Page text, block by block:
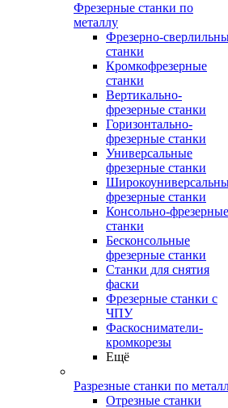
Фрезерные станки по
металлу
Фрезерно-
станки
Кромкофрезерные
станки
Вертикально-
фрезерные станки
Горизонтально-
фрезерные станки
Универсальные
фрезерные станки
фрезерные станки
Консольно-фрезерные
станки
Бесконсольные
фрезерные станки
Станки для снятия
фаски
Фрезерные станки с
ЧПУ
Фаскосниматели-
кромкорезы
Ещё
Разрезные станки по
Отрезные станки